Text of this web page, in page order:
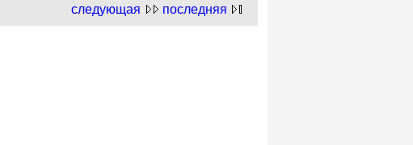
следующая последняя